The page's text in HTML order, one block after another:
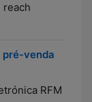
reach
pré-venda
RFM